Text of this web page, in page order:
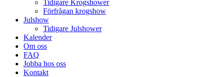
Tidigare Krogshower
Förfrågan krogshow
Julshow
Tidigare Julshower
Kalender
Om oss
FAQ
Jobba hos oss
Kontakt